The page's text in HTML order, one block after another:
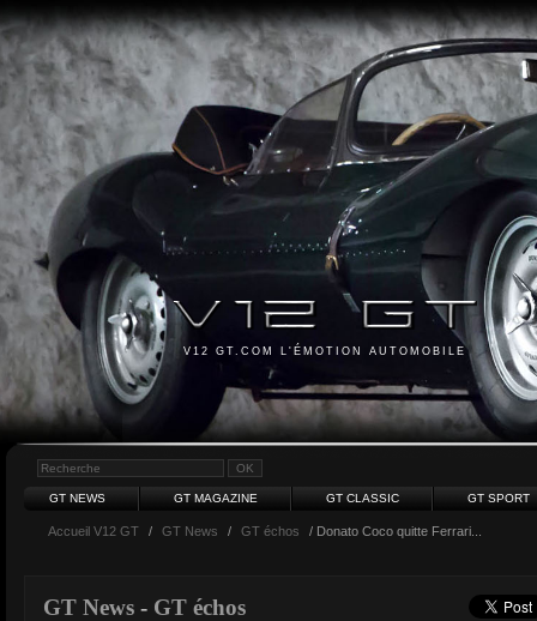
V12 GT.COM L'ÉMOTION AUTOMOBILE
GT NEWS GT MAGAZINE GT CLASSIC GT SPORT
Accueil V12 GT / GT News / GT échos / Donato Coco quitte Ferrari...
GT News - GT échos